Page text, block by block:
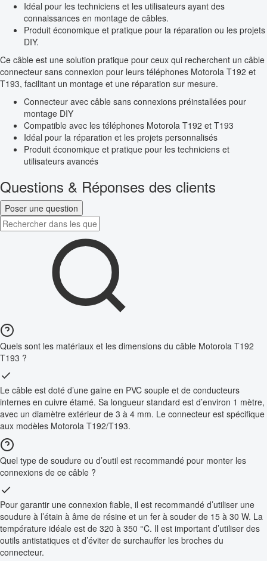
Idéal pour les techniciens et les utilisateurs ayant des
connaissances en montage de câbles.
Produit économique et pratique pour la réparation ou les projets
DIY.
Ce câble est une solution pratique pour ceux qui recherchent un câble
connecteur sans connexion pour leurs téléphones Motorola T192 et
T193, facilitant un montage et une réparation sur mesure.
Connecteur avec câble sans connexions préinstallées pour
montage DIY
Compatible avec les téléphones Motorola T192 et T193
Idéal pour la réparation et les projets personnalisés
Produit économique et pratique pour les techniciens et
utilisateurs avancés
Questions & Réponses des clients
Poser une question
Quels sont les matériaux et les dimensions du câble Motorola T192
T193 ?
Le câble est doté d’une gaine en PVC souple et de conducteurs
internes en cuivre étamé. Sa longueur standard est d’environ 1 mètre,
avec un diamètre extérieur de 3 à 4 mm. Le connecteur est spécifique
aux modèles Motorola T192/T193.
Quel type de soudure ou d’outil est recommandé pour monter les
connexions de ce câble ?
Pour garantir une connexion fiable, il est recommandé d’utiliser une
soudure à l’étain à âme de résine et un fer à souder de 15 à 30 W. La
température idéale est de 320 à 350 °C. Il est important d’utiliser des
outils antistatiques et d’éviter de surchauffer les broches du
connecteur.